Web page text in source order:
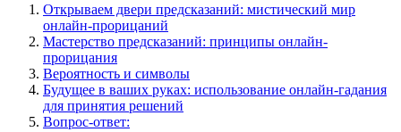
Открываем двери предсказаний: мистический мир
онлайн-прорицаний
Мастерство предсказаний: принципы онлайн-
прорицания
Вероятность и символы
Будущее в ваших руках: использование онлайн-гадания
для принятия решений
Вопрос-ответ: